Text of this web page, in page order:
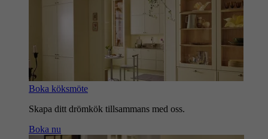
Boka köksmöte
Skapa ditt drömkök tillsammans med oss.
Boka nu